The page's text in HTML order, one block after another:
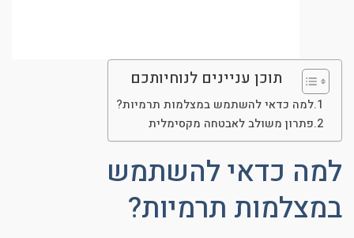
תוכן עניינים לנוחיותכם
למה כדאי להשתמש במצלמות תרמיות?
פתרון משולב לאבטחה מקסימלית
למה כדאי להשתמש
במצלמות תרמיות?